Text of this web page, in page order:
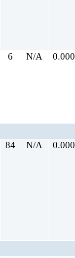
6 N/A 0.000
84 N/A 0.000